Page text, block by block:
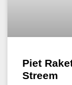
Piet
Streem